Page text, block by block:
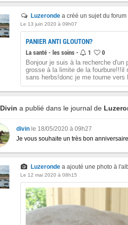
Luzeronde a créé un sujet du forum
Le 13 juin 2020 à 09h07
PANIER ANTI GLOUTON?
La santé - les soins - 1 0
Bonjour je suis à la recherche
grosse à la limite de la fourbure!!!il
sans herbs!donc je me tourne vers
Divin a publié dans le journal de
divin le 18/05/2020 à 09h27
Je vous souhaite un très bon
Luzeronde a ajouté une photo à
Le 12 mai 2020 à 08h15